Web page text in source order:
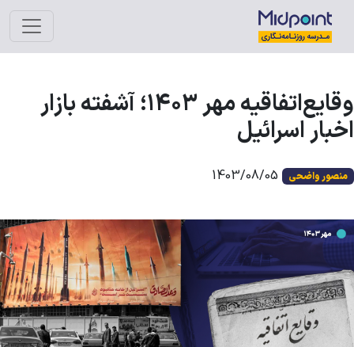
وقایع‌اتفاقیه‌ مهر ۱۴۰۳؛ آشفته بازار
اسرائیل
منصور واضحی 1403/08/05